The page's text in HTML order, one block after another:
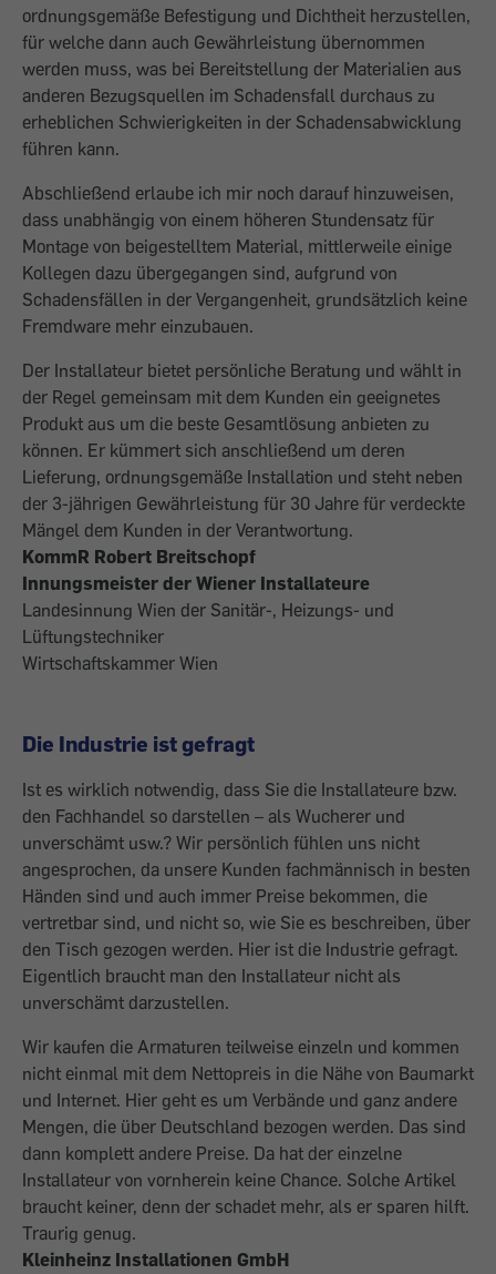
ordnungsgemäße Befestigung und Dichtheit herzustellen,
für welche dann auch Gewährleistung übernommen
werden muss, was bei Bereitstellung der Materialien aus
anderen Bezugsquellen im Schadensfall durchaus zu
erheblichen Schwierigkeiten in der Schadensabwicklung
führen kann.
Abschließend erlaube ich mir noch darauf hinzuweisen,
dass unabhängig von einem höheren Stundensatz für
Montage von beigestelltem Material, mittlerweile einige
Kollegen dazu übergegangen sind, aufgrund von
Schadensfällen in der Vergangenheit, grundsätzlich keine
Fremdware mehr einzubauen.
Der Installateur bietet persönliche Beratung und wählt in
der Regel gemeinsam mit dem Kunden ein geeignetes
Produkt aus um die beste Gesamtlösung anbieten zu
können. Er kümmert sich anschließend um deren
Lieferung, ordnungsgemäße Installation und steht neben
der 3-jährigen Gewährleistung für 30 Jahre für verdeckte
Mängel dem Kunden in der Verantwortung.
KommR Robert Breitschopf
Innungsmeister der Wiener Installateure
Landesinnung Wien der Sanitär-, Heizungs- und
Lüftungstechniker
Wirtschaftskammer Wien
Die Industrie ist gefragt
Ist es wirklich notwendig, dass Sie die Installateure bzw.
den Fachhandel so darstellen – als Wucherer und
unverschämt usw.? Wir persönlich fühlen uns nicht
angesprochen, da unsere Kunden fachmännisch in besten
Händen sind und auch immer Preise bekommen, die
vertretbar sind, und nicht so, wie Sie es beschreiben, über
den Tisch gezogen werden. Hier ist die Industrie gefragt.
Eigentlich braucht man den Installateur nicht als
unverschämt darzustellen.
Wir kaufen die Armaturen teilweise einzeln und kommen
nicht einmal mit dem Nettopreis in die Nähe von Baumarkt
und Internet. Hier geht es um Verbände und ganz andere
Mengen, die über Deutschland bezogen werden. Das sind
dann komplett andere Preise. Da hat der einzelne
Installateur von vornherein keine Chance. Solche Artikel
braucht keiner, denn der schadet mehr, als er sparen hilft.
Traurig genug.
Kleinheinz Installationen GmbH